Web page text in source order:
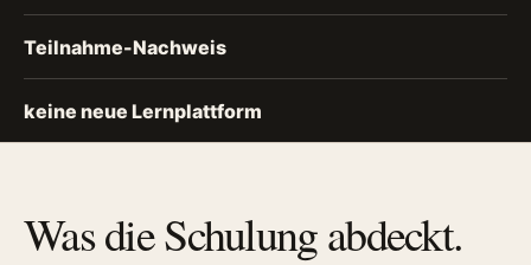
Teilnahme-Nachweis
keine neue Lernplattform
Was die Schulung abdeckt.